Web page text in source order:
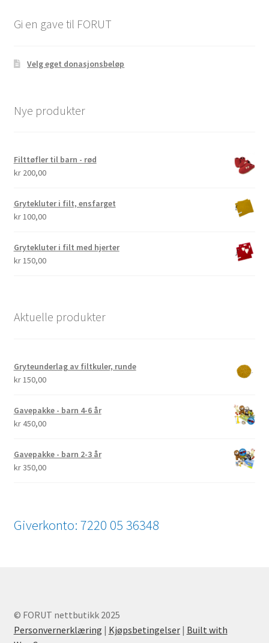
Gi en gave til FORUT
Velg eget donasjonsbeløp
Nye produkter
Filttøfler til barn - rød
kr200,00
Grytekluter i filt, ensfarget
kr100,00
Grytekluter i filt med hjerter
kr150,00
Aktuelle produkter
Gryteunderlag av filtkuler, runde
kr150,00
Gavepakke - barn 4-6 år
kr450,00
Gavepakke - barn 2-3 år
kr350,00
Giverkonto: 7220 05 36348
© FORUT nettbutikk 2025
Personvernerklæring | Kjøpsbetingelser| Built with